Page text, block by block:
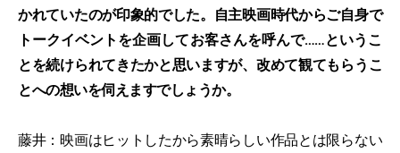
かれていたのが印象的でした。自主映画時代からご自身で
トークイベントを企画してお客さんを呼んで……というこ
とを続けられてきたかと思いますが、改めて観てもらうこ
とへの想いを伺えますでしょうか。
藤井：映画はヒットしたから素晴らしい作品とは限らない